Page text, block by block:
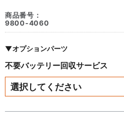
商品番号：
9800-4060
▼オプションパーツ
不要バッテリー回収サービス